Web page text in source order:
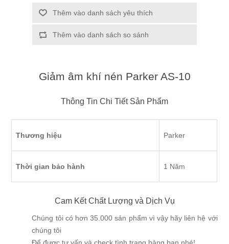
Thêm vào danh sách yêu thích
Thêm vào danh sách so sánh
Giảm âm khí nén Parker AS-10
Thông Tin Chi Tiết Sản Phẩm
Thương hiệu Parker
Thời gian bảo hành 1 Năm
Cam Kết Chất Lượng và Dịch Vụ
Chúng tôi có hơn 35.000 sản phẩm vì vậy hãy liên hệ với
chúng tôi